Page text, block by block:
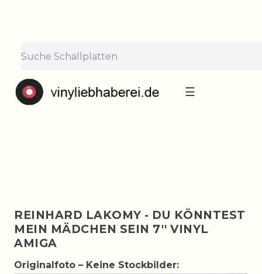
Bestellungen nehmen wir gerne entgegen —
der Versand startet wieder ab Montag, 31.
☰
REINHARD LAKOMY - DU KÖNNTEST
MEIN MÄDCHEN SEIN 7'' VINYL
AMIGA
Originalfoto – Keine Stockbilder: